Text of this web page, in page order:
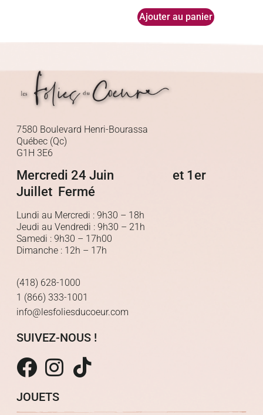
Ajouter au panier
7580 Boulevard Henri-Bourassa
Québec (Qc)
G1H 3E6
Mercredi 24 Juin et 1er
Juillet Fermé
Lundi au Mercredi : 9h30 – 18h
Jeudi au Vendredi : 9h30 – 21h
Samedi : 9h30 – 17h00
Dimanche : 12h – 17h
(418) 628-1000
1 (866) 333-1001
info@lesfoliesducoeur.com
SUIVEZ-NOUS !
JOUETS